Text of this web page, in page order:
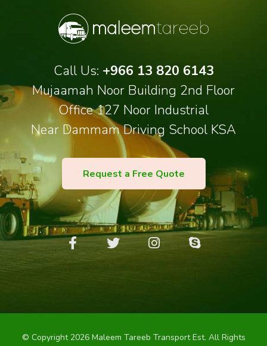
Call Us: +966 13 820 6143
Mujaamah Noor Building 2nd Floor
Office 127 Noor Industrial
Near Dammam Driving School KSA
Request a Free Quote
© Copyright 2026 Maleem Tareeb Transport Est. All Rights